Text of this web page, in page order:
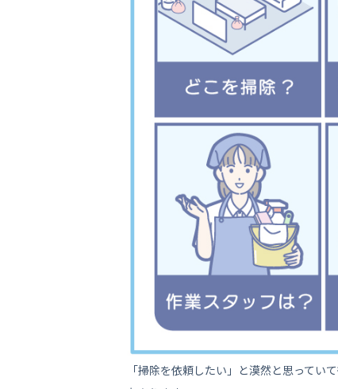
自分に合った業者を
「掃除を依頼したい」と漠然と思ってい